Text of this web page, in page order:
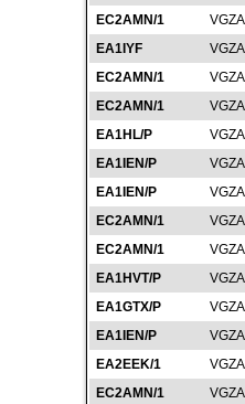
EC2AMN/1
EA1IYF
EC2AMN/1
EC2AMN/1
EA1HL/P
EA1IEN/P
EA1IEN/P
EC2AMN/1
EC2AMN/1
EA1HVT/P
EA1GTX/P
EA1IEN/P
EA2EEK/1
EC2AMN/1